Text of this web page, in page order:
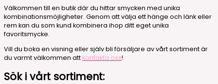
Välkommen till en butik där du hittar smycken med unika
kombinationsmöjligheter. Genom att välja ett hänge och länk eller
rem kan du som kund kombinera ihop ditt eget unika
favoritsmycke.
Vill du boka en visning eller själv bli försäljare av vårt sortiment är
du varmt välkommen att kontakta oss!
Sök i vårt sortiment: